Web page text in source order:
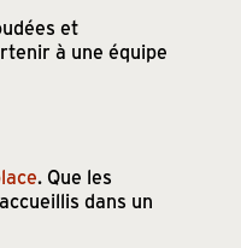
et
à une équipe
. Que les
dans un